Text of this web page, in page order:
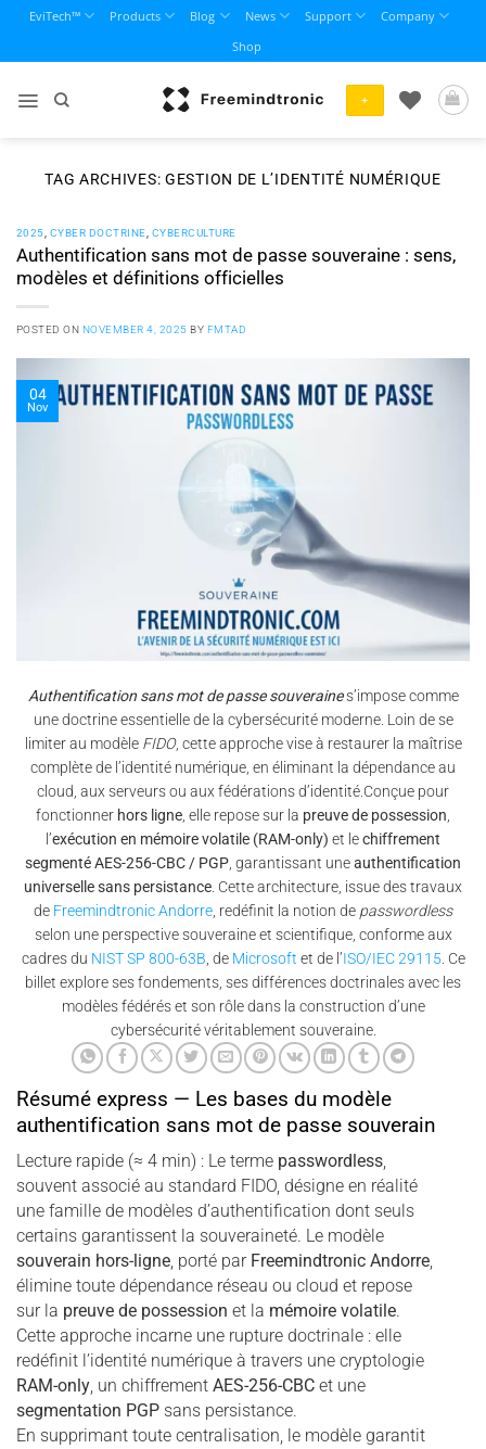
content
EviTech™ Products Blog News Support
Company
Shop
+
TAG ARCHIVES:GESTION DE L’IDENTITÉ NUMÉRIQUE
2025 CYBER DOCTRINE CYBERCULTURE
Authentification sans mot de passe souveraine : sens,
modèles et définitions officielles
POSTED ON NOVEMBER 4, 2025 BY FMTAD
04
Nov
Authentification sans mot de passe souveraines’impose comme
une doctrine essentielle de la cybersécurité moderne. Loin de se
limiter au modèle FIDO, cette approche vise à restaurer la maîtrise
complète de l’identité numérique, en éliminant la dépendance au
cloud, aux serveurs ou aux fédérations d’identité.Conçue pour
fonctionner hors ligne , elle repose sur la preuve de possession
l’exécution en mémoire volatile (RAM-only) et lechiffrement
segmenté AES-256-CBC / PGP , garantissant uneauthentification
universelle sans persistance . Cette architecture, issue des travaux
de Freemindtronic Andorre , redéfinit la notion de passwordless
selon une perspective souveraine et scientifique, conforme aux
cadres du NIST SP 800-63B , de Microsoft et de l’ISO/IEC 29115 . Ce
billet explore ses fondements, ses différences doctrinales avec les
modèles fédérés et son rôle dans la construction d’une
cybersécurité véritablement souveraine.
Résumé express — Les bases du modèle
authentification sans mot de passe souverain
Lecture rapide (≈ 4 min) : Le terme passwordless,
souvent associé au standard FIDO, désigne en réalité
une famille de modèles d’authentification dont seuls
certains garantissent la souveraineté. Le modèle
souverain hors-ligne, porté par Freemindtronic Andorre,
élimine toute dépendance réseau ou cloud et repose
sur la preuve de possession et la mémoire volatile.
Cette approche incarne une rupture doctrinale : elle
redéfinit l’identité numérique à travers une cryptologie
RAM-only, un chiffrement AES-256-CBC et une
segmentation PGP sans persistance.
En supprimant toute centralisation, le modèle garantit